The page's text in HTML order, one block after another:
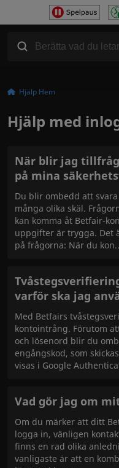
Hjälp Hem
Hjälp med
När blir jag
på mina
Du blir ombedd att
många olika skäl.
kan komma åt Betfair-
uppgifter är trygga. Det
på frågorna: När du kon
varför ska jag
Med Betfairs
kontointrång. Förutom
och lösenord blir du
engångskod, som
visas i Google
Vad gör jag om
Om du märker att ditt
logga in, vänligen
finns en rad olika
vanligaste är att en